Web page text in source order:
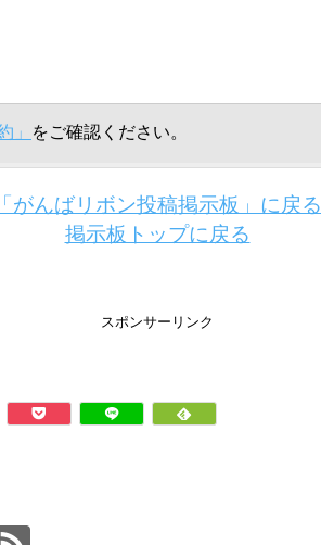
」 をご確認ください。
「がんばリボン投稿掲示板」に戻る
掲示板トップに戻る
スポンサーリンク